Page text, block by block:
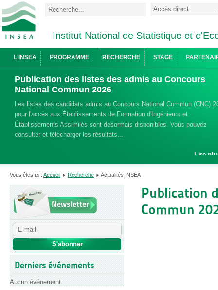
Institut National de Statistique et
L'INSEA PROGRAMME RECHERCHE STAGE
Publication des listes des admis au Concours
National Commun 2026
Les listes des candidats admis au Concours National Commun (CNC)
pour l'accès aux Établissements de Formation d'Ingénieurs et
Établissements Assimilés sont désormais disponibles. Vous pouvez
consulter et télécharger les résultats...
Lire
Vous êtes ici : Accueil Recherche Actualités INSEA
Newsletter
Derniers événements
Aucun événement
Publication
Commun